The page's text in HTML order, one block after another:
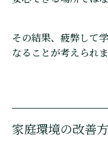
その結果、疲弊して
なることが考えられま
家庭環境の改善